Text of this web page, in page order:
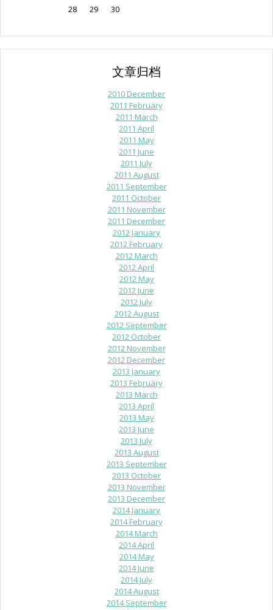
28 29 30
文章归档
2010 December
2011 February
2011 March
2011 April
2011 May
2011 June
2011 July
2011 August
2011 September
2011 October
2011 November
2011 December
2012 January
2012 February
2012 March
2012 April
2012 May
2012 June
2012 July
2012 August
2012 September
2012 October
2012 November
2012 December
2013 January
2013 February
2013 March
2013 April
2013 May
2013 June
2013 July
2013 August
2013 September
2013 October
2013 November
2013 December
2014 January
2014 February
2014 March
2014 April
2014 May
2014 June
2014 July
2014 August
2014 September